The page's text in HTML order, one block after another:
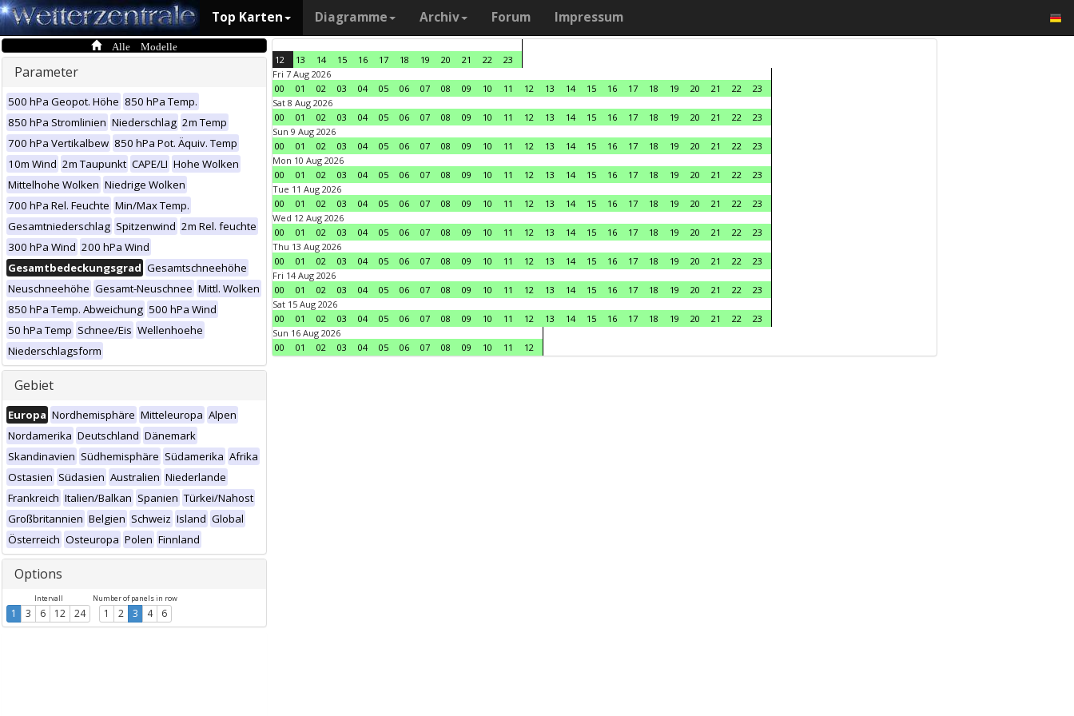
Top Karten Diagramme Archiv Forum Impressum
Alle Modelle
Parameter
500 hPa Geopot. Höhe 850 hPa Temp.
850 hPa Stromlinien Niederschlag 2m Temp
700 hPa Vertikalbew 850 hPa Pot. Äquiv. Temp
10m Wind 2m Taupunkt CAPE/LI Hohe Wolken
Mittelhohe Wolken Niedrige Wolken
700 hPa Rel. Feuchte Min/Max Temp.
Gesamtniederschlag Spitzenwind 2m Rel. feuchte
300 hPa Wind 200 hPa Wind
Gesamtbedeckungsgrad Gesamtschneehöhe
Neuschneehöhe Gesamt-Neuschnee Mittl. Wolken
850 hPa Temp. Abweichung 500 hPa Wind
50 hPa Temp Schnee/Eis Wellenhoehe
Niederschlagsform
Gebiet
Europa Nordhemisphäre Mitteleuropa Alpen
Nordamerika Deutschland Dänemark
Skandinavien Südhemisphäre Südamerika Afrika
Ostasien Südasien Australien Niederlande
Frankreich Italien/Balkan Spanien Türkei/Nahost
Großbritannien Belgien Schweiz Island Global
Österreich Osteuropa Polen Finnland
Options
Intervall
1 3 6 12 24
Number of panels in row
1 2 3 4 6
12 13 14 15 16 17 18 19 20 21 22
23
Fri 7 Aug 2026
00
01 02 03 04 05 06 07 08 09 10 11 12 13 14 15 16 17 18 19 20 21 22
23
Sat 8 Aug 2026
00
01 02 03 04 05 06 07 08 09 10 11 12 13 14 15 16 17 18 19 20 21 22
23
Sun 9 Aug 2026
00
01 02 03 04 05 06 07 08 09 10 11 12 13 14 15 16 17 18 19 20 21 22
23
Mon 10 Aug 2026
00
01 02 03 04 05 06 07 08 09 10 11 12 13 14 15 16 17 18 19 20 21 22
23
Tue 11 Aug 2026
00
01 02 03 04 05 06 07 08 09 10 11 12 13 14 15 16 17 18 19 20 21 22
23
Wed 12 Aug 2026
00
01 02 03 04 05 06 07 08 09 10 11 12 13 14 15 16 17 18 19 20 21 22
23
Thu 13 Aug 2026
00
01 02 03 04 05 06 07 08 09 10 11 12 13 14 15 16 17 18 19 20 21 22
23
Fri 14 Aug 2026
00
01 02 03 04 05 06 07 08 09 10 11 12 13 14 15 16 17 18 19 20 21 22
23
Sat 15 Aug 2026
00
01 02 03 04 05 06 07 08 09 10 11 12 13 14 15 16 17 18 19 20 21 22
23
Sun 16 Aug 2026
00
01 02 03 04 05 06 07 08 09 10 11 12